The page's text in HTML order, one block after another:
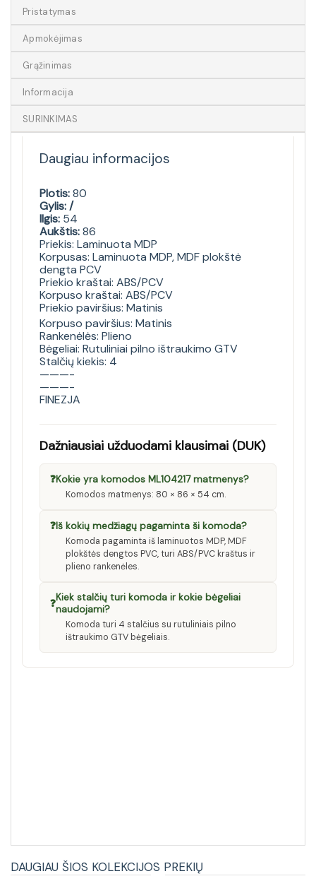
Pristatymas
Apmokėjimas
Grąžinimas
Informacija
SURINKIMAS
Daugiau informacijos
Plotis:80
Gylis: /
Ilgis: 54
Aukštis:86
Priekis: Laminuota MDP
Korpusas: Laminuota MDP, MDF plokštė
dengta PCV
Priekio kraštai: ABS/PCV
Korpuso kraštai: ABS/PCV
Priekio paviršius: Matinis
Korpuso paviršius: Matinis
Rankenėlės: Plieno
Bėgeliai: Rutuliniai pilno ištraukimo GTV
Stalčių kiekis: 4
———-
———-
FINEZJA
Dažniausiai užduodami klausimai (DUK)
❓Kokie yra komodos ML104217 matmenys?
Komodos matmenys: 80 × 86 × 54 cm.
❓Iš kokių medžiagų pagaminta ši komoda?
Komoda pagaminta iš laminuotos MDP, MDF
plokštės dengtos PVC, turi ABS/PVC kraštus ir
plieno rankenėles.
❓Kiek stalčių turi komoda ir kokie bėgeliai
naudojami?
Komoda turi 4 stalčius su rutuliniais pilno
ištraukimo GTV bėgeliais.
DAUGIAU ŠIOS KOLEKCIJOS PREKIŲ